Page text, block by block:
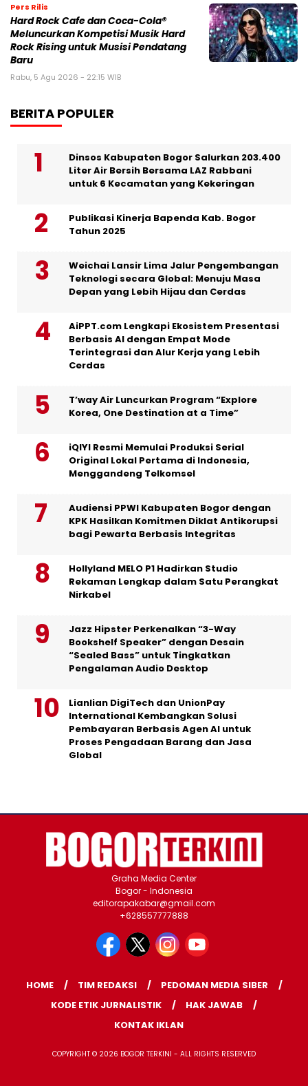
Pers Rilis
Hard Rock Cafe dan Coca-Cola®
Meluncurkan Kompetisi Musik Hard
Rock Rising untuk Musisi Pendatang
Baru
Rabu, 5 Agu 2026 - 22:15 WIB
BERITA POPULER
Dinsos Kabupaten Bogor Salurkan 203.400
Liter Air Bersih Bersama LAZ Rabbani
untuk 6 Kecamatan yang Kekeringan
Publikasi Kinerja Bapenda Kab. Bogor
Tahun 2025
Weichai Lansir Lima Jalur Pengembangan
Teknologi secara Global: Menuju Masa
Depan yang Lebih Hijau dan Cerdas
AiPPT.com Lengkapi Ekosistem Presentasi
Berbasis AI dengan Empat Mode
Terintegrasi dan Alur Kerja yang Lebih
Cerdas
T’way Air Luncurkan Program “Explore
Korea, One Destination at a Time”
iQIYI Resmi Memulai Produksi Serial
Original Lokal Pertama di Indonesia,
Menggandeng Telkomsel
Audiensi PPWI Kabupaten Bogor dengan
KPK Hasilkan Komitmen Diklat Antikorupsi
bagi Pewarta Berbasis Integritas
Hollyland MELO P1 Hadirkan Studio
Rekaman Lengkap dalam Satu Perangkat
Nirkabel
Jazz Hipster Perkenalkan “3-Way
Bookshelf Speaker” dengan Desain
“Sealed Bass” untuk Tingkatkan
Pengalaman Audio Desktop
Lianlian DigiTech dan UnionPay
International Kembangkan Solusi
Pembayaran Berbasis Agen AI untuk
Proses Pengadaan Barang dan Jasa
Global
Graha Media Center
Bogor - Indonesia
editorapakabar@gmail.com
+628557777888
HOME TIM REDAKSI
PEDOMAN MEDIA SIBER
KODE ETIK JURNALISTIK
HAK JAWAB
KONTAK IKLAN
COPYRIGHT © 2026 BOGOR TERKINI - ALL RIGHTS RESERVED